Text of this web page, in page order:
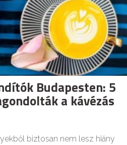
Budapesten: 5
a kávézás
biztosan nem lesz hiány